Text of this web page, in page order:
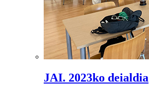
JAI. 2023ko deialdia